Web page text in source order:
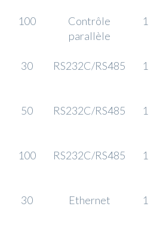
100
Contrôle
parallèle
1
30 RS232C/RS485 1
50 RS232C/RS485 1
100 RS232C/RS485​ 1
30 Ethernet 1